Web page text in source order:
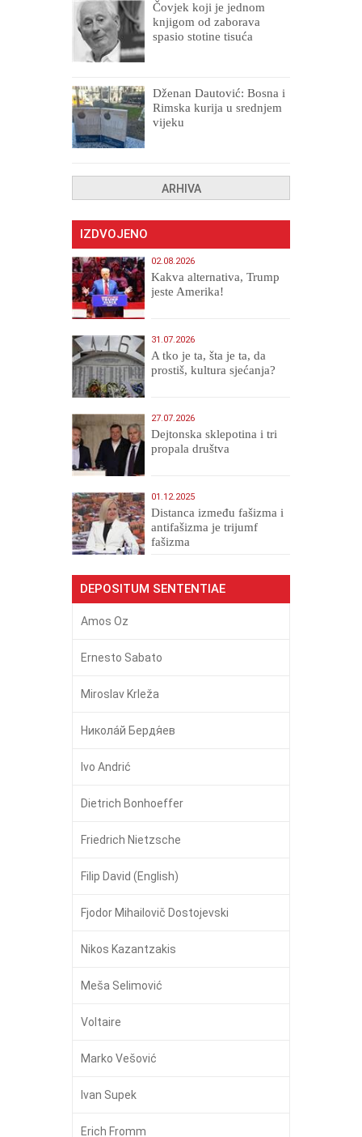
Čovjek koji je jednom
knjigom od zaborava
spasio stotine tisuća
Dženan Dautović: Bosna i
Rimska kurija u srednjem
vijeku
ARHIVA
IZDVOJENO
02.08.2026
Kakva alternativa, Trump
jeste Amerika!
31.07.2026
A tko je ta, šta je ta, da
prostiš, kultura sjećanja?
27.07.2026
Dejtonska sklepotina i tri
propala društva
01.12.2025
Distanca između fašizma i
antifašizma je trijumf
fašizma
DEPOSITUM SENTENTIAE
Amos Oz
Ernesto Sabato
Miroslav Krleža
Никола́й Бердя́ев
Ivo Andrić
Dietrich Bonhoeffer
Friedrich Nietzsche
Filip David (English)
Fjodor Mihailovič Dostojevski
Nikos Kazantzakis
Meša Selimović
Voltaire
Marko Vešović
Ivan Supek
Erich Fromm